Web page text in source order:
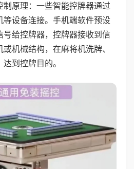
制原理：一些智能控牌器通过
等设备连接。手机端软件预设
号给控牌器，控牌器接收到信
机械结构，在麻将机洗牌、
到控牌目的。